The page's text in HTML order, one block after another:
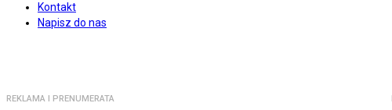
Kontakt
Napisz do nas
REKLAMA I PRENUMERATA